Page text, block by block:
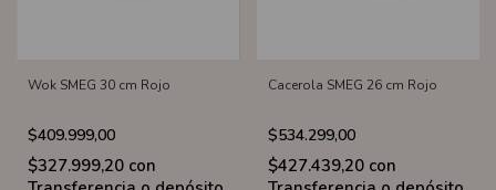
Wok SMEG 30 cm Rojo
$409.999,00
$327.999,20 con
Cacerola SMEG 26 cm Rojo
$534.299,00
$427.439,20 con